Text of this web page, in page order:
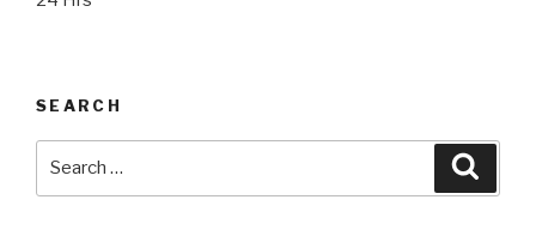
SEARCH